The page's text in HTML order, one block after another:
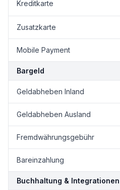
Kreditkarte
Zusatzkarte
Mobile Payment
Bargeld
Geldabheben Inland
Geldabheben Ausland
Fremdwährungsgebühr
Bareinzahlung
Buchhaltung & Integrationen